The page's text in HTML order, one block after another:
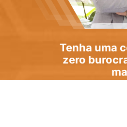
Tenha uma
zero